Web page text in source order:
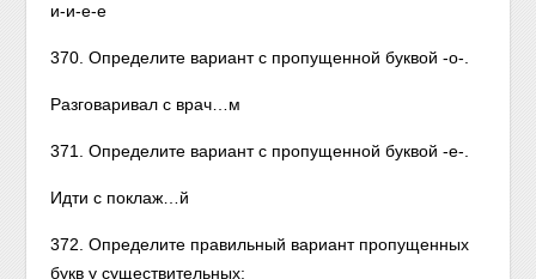
и-и-е-е
370. Определите вариант с пропущенной буквой -о-.
Разговаривал с врач…м
371. Определите вариант с пропущенной буквой -е-.
Идти с поклаж…й
372. Определите правильный вариант пропущенных
букв у существительных: